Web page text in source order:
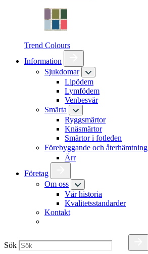
Trend Colours
Information
Sjukdomar
Lipödem
Lymfödem
Venbesvär
Smärta
Ryggsmärtor
Knäsmärtor
Smärtor i fotleden
Förebyggande och återhämtning
Ärr
Företag
Om oss
Vår historia
Kvalitetsstandarder
Kontakt
Sök